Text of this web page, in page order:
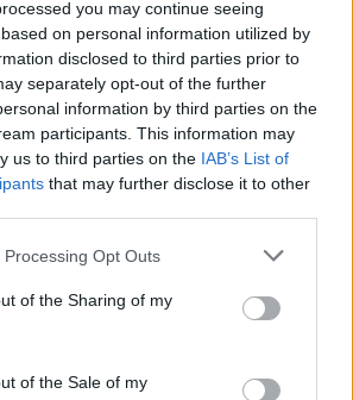
you may continue seeing
on personal information utilized by
disclosed to third parties prior to
separately opt-out of the further
information by third parties on the
participants. This information may
us to third parties on the IAB’s List of
that may further disclose it to other
Opt Outs
of the Sharing of my
of the Sale of my